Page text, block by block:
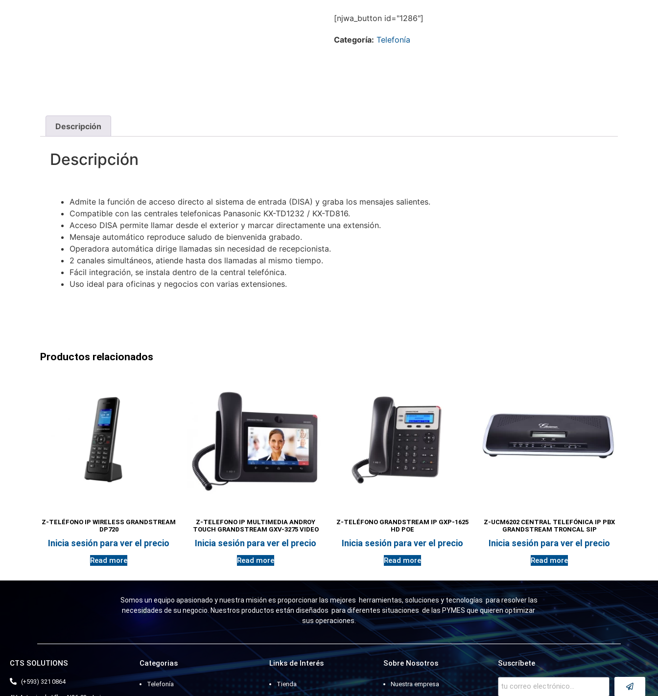
[njwa_button id="1286"]
Categoría: Telefonía
Descripción
Descripción
Admite la función de acceso directo al sistema de entrada (DISA) y graba los mensajes salientes.
Compatible con las centrales telefonicas Panasonic KX-TD1232 / KX-TD816.
Acceso DISA permite llamar desde el exterior y marcar directamente una extensión.
Mensaje automático reproduce saludo de bienvenida grabado.
Operadora automática dirige llamadas sin necesidad de recepcionista.
2 canales simultáneos, atiende hasta dos llamadas al mismo tiempo.
Fácil integración, se instala dentro de la central telefónica.
Uso ideal para oficinas y negocios con varias extensiones.
Productos relacionados
Z-TELÉFONO IP WIRELESS GRANDSTREAM
DP720
Inicia sesión para ver el precio
Read more
Z-TELEFONO IP MULTIMEDIA ANDROY
TOUCH GRANDSTREAM GXV-3275 VIDEO
Inicia sesión para ver el precio
Read more
Z-TELÉFONO GRANDSTREAM IP GXP-1625
HD POE
Inicia sesión para ver el precio
Read more
Z-UCM6202 CENTRAL TELEFÓNICA IP PBX
GRANDSTREAM TRONCAL SIP
Inicia sesión para ver el precio
Read more
Somos un equipo apasionado y nuestra misión es proporcionar las mejores herramientas, soluciones y tecnologías para resolver las
necesidades de su negocio. Nuestros productos están diseñados para diferentes situaciones de las PYMES que quieren optimizar
sus operaciones.
CTS SOLUTIONS
(+593) 321 0864
Categorias
Telefonía
Links de Interés
Tienda
Sobre Nosotros
Nuestra empresa
Suscríbete